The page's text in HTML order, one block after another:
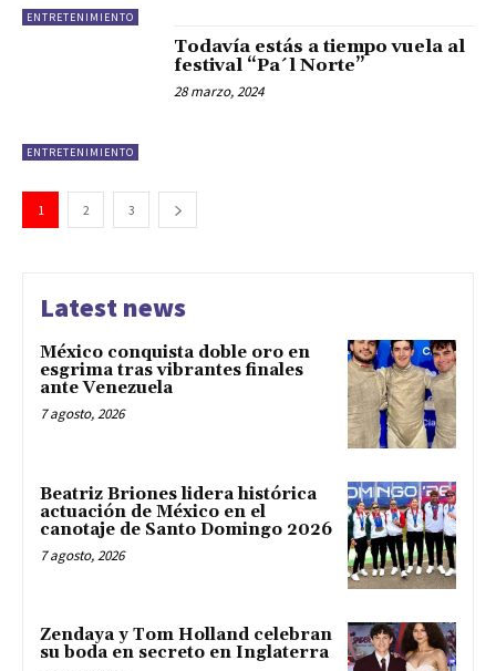
ENTRETENIMIENTO
ENTRETENIMIENTO
Todavía estás a tiempo vuela al
festival “Pa´l Norte”
28 marzo, 2024
1 2 3
Latest news
México conquista doble oro en
esgrima tras vibrantes finales
ante Venezuela
7 agosto, 2026
Beatriz Briones lidera histórica
actuación de México en el
canotaje de Santo Domingo 2026
7 agosto, 2026
Zendaya y Tom Holland celebran
su boda en secreto en Inglaterra